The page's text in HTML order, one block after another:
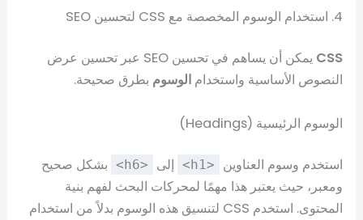
4. استخدام الوسوم المخصصة مع CSS لتحسين SEO
CSS
يمكن أن يساهم في تحسين SEO عبر تحسين عرض
النصوص الأساسية واستخدامالوسوم بطرق صحيحة.
الوسوم الرئيسية (Headings)
استخدم وسوم العناوين <h1> إلى <h6>
بشكل صحيح
ومعبر، حيث يعتبر هذا مهمًا لمحركات البحث لفهم بنية
المحتوى. استخدم CSS لتنسيق هذه الوسوم بدلاً من استخدام